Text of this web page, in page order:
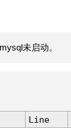
未启动。
Line